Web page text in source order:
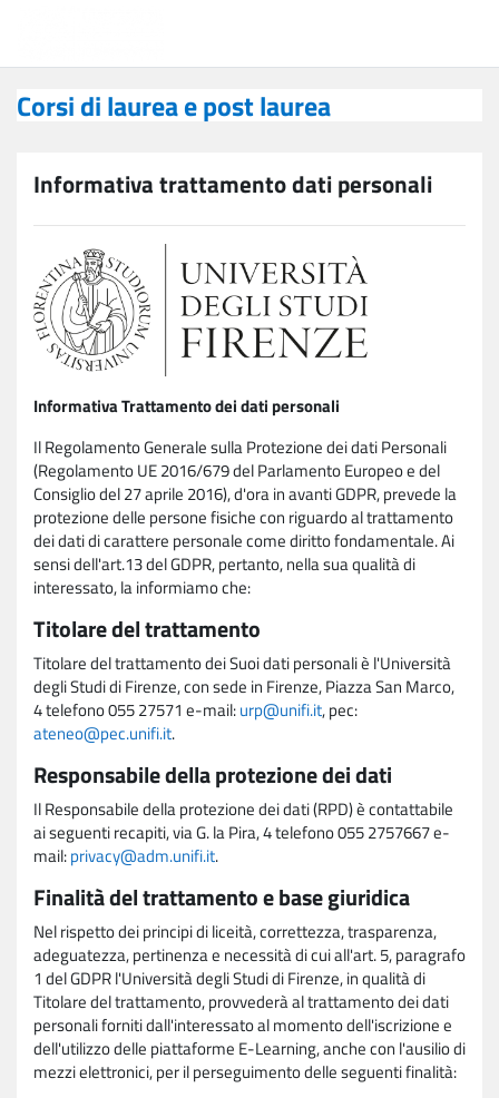
Corsi di laurea e post laurea
Informativa trattamento dati personali
Informativa Trattamento dei dati personali
Il Regolamento Generale sulla Protezione dei dati Personali
(Regolamento UE 2016/679 del Parlamento Europeo e del
Consiglio del 27 aprile 2016), d'ora in avanti GDPR, prevede la
protezione delle persone fisiche con riguardo al trattamento
dei dati di carattere personale come diritto fondamentale. Ai
sensi dell'art.13 del GDPR, pertanto, nella sua qualità di
interessato, la informiamo che:
Titolare del trattamento
Titolare del trattamento dei Suoi dati personali è l'Università
degli Studi di Firenze, con sede in Firenze, Piazza San Marco,
4 telefono 055 27571 e-mail:urp@unifi.it, pec:
ateneo@pec.unifi.it.
Responsabile della protezione dei dati
Il Responsabile della protezione dei dati (RPD) è contattabile
ai seguenti recapiti, via G. la Pira, 4 telefono 055 2757667 e-
mail:privacy@adm.unifi.it.
Finalità del trattamento e base giuridica
Nel rispetto dei principi di liceità, correttezza, trasparenza,
adeguatezza, pertinenza e necessità di cui all'art. 5, paragrafo
1 del GDPR l'Università degli Studi di Firenze, in qualità di
Titolare del trattamento, provvederà al trattamento dei dati
personali forniti dall'interessato al momento dell'iscrizione e
dell'utilizzo delle piattaforme E-Learning, anche con l'ausilio di
mezzi elettronici, per il perseguimento delle seguenti finalità: